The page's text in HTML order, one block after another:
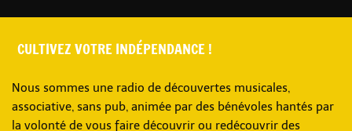
CULTIVEZ VOTRE INDÉPENDANCE !
Nous sommes une radio de découvertes musicales,
associative, sans pub, animée par des bénévoles hantés par
la volonté de vous faire découvrir ou redécouvrir des